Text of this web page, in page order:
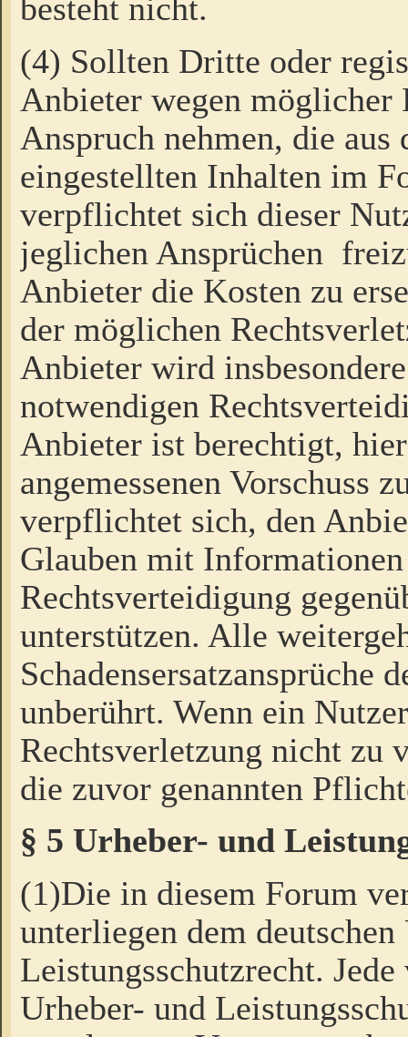
besteht nicht.
(4) Sollten Dritte oder
Anbieter wegen möglicher
Anspruch nehmen, die
eingestellten Inhalten im
verpflichtet sich dieser
jeglichen Ansprüchen
Anbieter die Kosten zu
der möglichen
Anbieter wird
notwendigen
Anbieter ist berechtigt,
angemessenen Vorschuss
verpflichtet sich, den
Glauben mit
Rechtsverteidigung
unterstützen. Alle
Schadensersatzansprüche
unberührt. Wenn ein
Rechtsverletzung nicht zu
die zuvor genannten
§ 5 Urheber- und
(1)Die in diesem Forum
unterliegen dem
Leistungsschutzrecht.
Urheber- und